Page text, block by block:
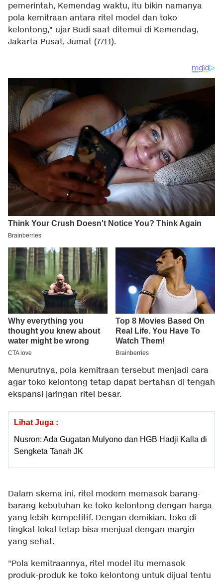
pemerintah, Kemendag waktu, itu bikin namanya
pola kemitraan antara ritel model dan toko
kelontong," ujar Budi saat ditemui di Kemendag,
Jakarta Pusat, Jumat (7/11).
Menurutnya, pola kemitraan tersebut menjadi cara
agar toko kelontong tetap dapat bertahan di tengah
ekspansi jaringan ritel besar.
Lihat Juga :
Nusron: Ada Gugatan Mulyono dan HGB Hadji Kalla di
Sengketa Tanah JK
Dalam skema ini, ritel modern memasok barang-
barang kebutuhan ke toko kelontong dengan harga
yang lebih kompetitif. Dengan demikian, toko di
tingkat lokal tetap bisa menjual dengan margin
yang sehat.
"Pola kemitraannya, ritel model itu memasok
produk-produk ke toko kelontong untuk dijual tentu